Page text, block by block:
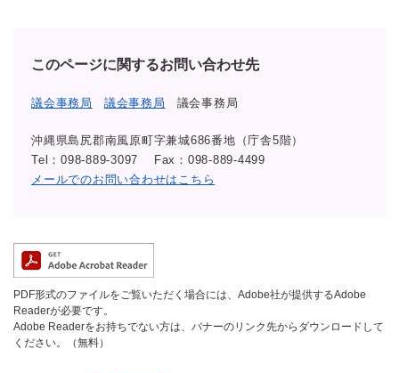
このページに関するお問い合わせ先
議会事務局 議会事務局 議会事務局
沖縄県島尻郡南風原町字兼城686番地（庁舎5階）
Tel：098-889-3097
Fax：098-889-4499
メールでのお問い合わせはこちら
PDF形式のファイルをご覧いただく場合には、Adobe社が提供するAdobe
Readerが必要です。
Adobe Readerをお持ちでない方は、バナーのリンク先からダウンロードして
ください。（無料）